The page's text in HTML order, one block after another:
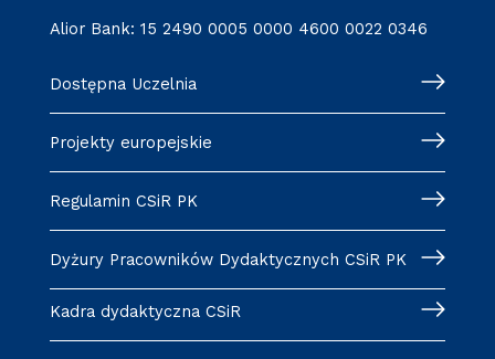
Alior Bank: 15 2490 0005 0000 4600 0022 0346
Dostępna Uczelnia
Projekty europejskie
Regulamin CSiR PK
Dyżury Pracowników Dydaktycznych CSiR PK
Kadra dydaktyczna CSiR